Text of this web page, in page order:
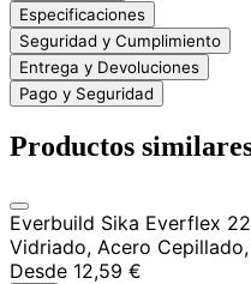
Especificaciones
Seguridad y Cumplimiento
Entrega y Devoluciones
Pago y Seguridad
Productos
Everbuild Sika Everflex
Vidriado, Acero Cepillado,
Desde 12,59 €